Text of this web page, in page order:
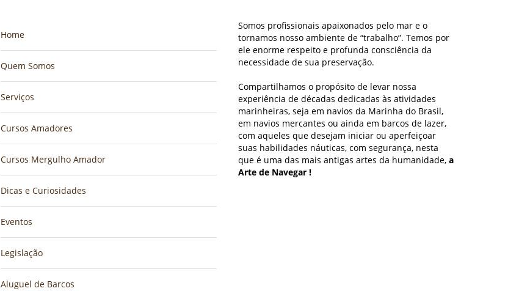
Home
Quem Somos
Serviços
Cursos Amadores
Cursos Mergulho Amador
Dicas e Curiosidades
Eventos
Legislação
Aluguel de Barcos
Somos profissionais apaixonados pelo mar e o
tornamos nosso ambiente de “trabalho”. Temos por
ele enorme respeito e profunda consciência da
necessidade de sua preservação.
Compartilhamos o propósito de levar nossa
experiência de décadas dedicadas às atividades
marinheiras, seja em navios da Marinha do Brasil,
em navios mercantes ou ainda em barcos de lazer,
com aqueles que desejam iniciar ou aperfeiçoar
suas habilidades náuticas, com segurança, nesta
que é uma das mais antigas artes da humanidade, a
Arte de Navegar !